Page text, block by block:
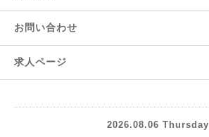
お問い合わせ
求人ページ
2026.08.06 Thursday